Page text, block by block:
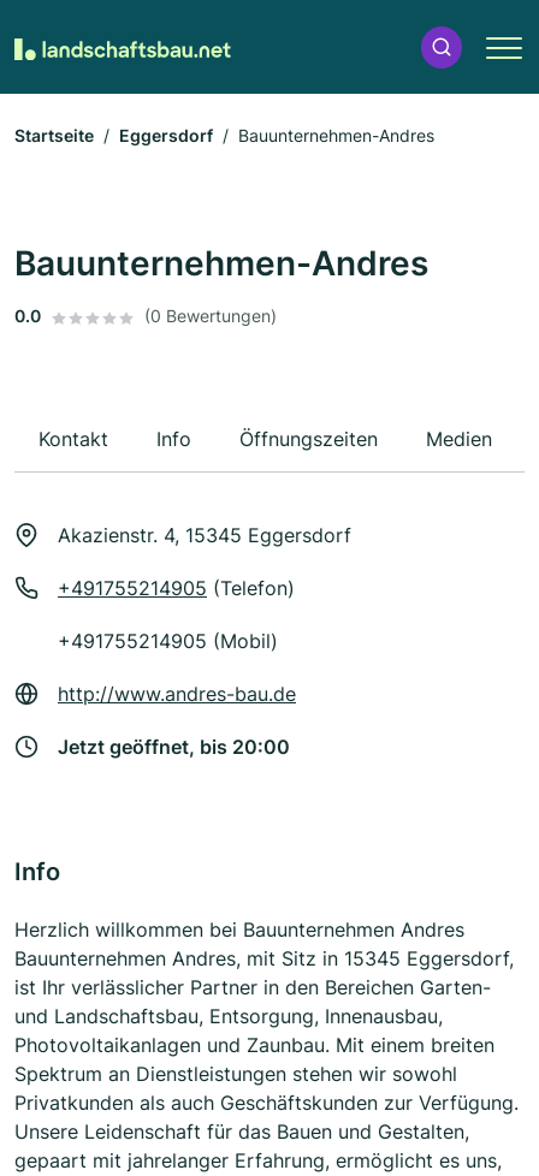
Startseite Eggersdorf Bauunternehmen-Andres
Bauunternehmen-Andres
0.0 (0 Bewertungen)
Kontakt Info Öffnungszeiten Medien
Akazienstr. 4, 15345 Eggersdorf
+491755214905 (Telefon)
+491755214905 (Mobil)
http://www.andres-bau.de
Jetzt geöffnet, bis 20:00
Info
Herzlich willkommen bei Bauunternehmen Andres
Bauunternehmen Andres, mit Sitz in 15345 Eggersdorf,
ist Ihr verlässlicher Partner in den Bereichen Garten-
und Landschaftsbau, Entsorgung, Innenausbau,
Photovoltaikanlagen und Zaunbau. Mit einem breiten
Spektrum an Dienstleistungen stehen wir sowohl
Privatkunden als auch Geschäftskunden zur Verfügung.
Unsere Leidenschaft für das Bauen und Gestalten,
gepaart mit jahrelanger Erfahrung, ermöglicht es uns,